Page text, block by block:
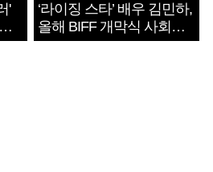
'
‘라이징 스타’ 배우 김민하,
올해 BIFF 개막식 사회자
확정